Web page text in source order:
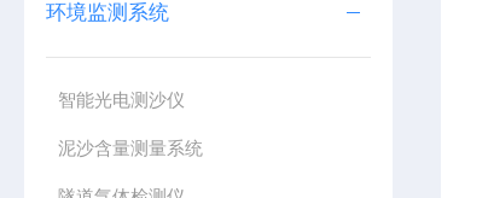
环境监测系统
智能光电测沙仪
泥沙含量测量系统